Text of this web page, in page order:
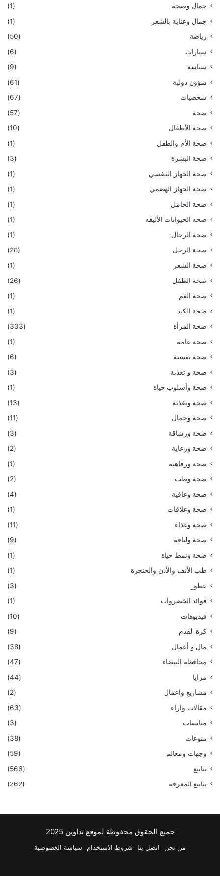
جمال وصحة
(1)
جمال وعناية بالشعر
(1)
رياضة
(50)
سيارات
(6)
سياسة
(9)
شؤون دولية
(61)
شخصيات
(67)
صحة
(57)
صحة الأطفال
(10)
صحة الأم والطفل
(1)
صحة البشرة
(3)
صحة الجهاز التنفسي
(1)
صحة الجهاز الهضمي
(1)
صحة الحامل
(1)
صحة الحيوانات الأليفة
(1)
صحة الرجال
(1)
صحة الرجل
(28)
صحة الشعر
(1)
صحة الطفل
(26)
صحة الفم
(1)
صحة الكبد
(1)
صحة المرأة
(333)
صحة عامة
(1)
صحة نفسية
(6)
صحة و تغذية
(3)
صحة وأسلوب حياة
(1)
صحة وتغذية
(13)
صحة وجمال
(11)
صحة ورشاقة
(3)
صحة ورعاية
(2)
صحة ورفاهية
(1)
صحة وطب
(2)
صحة وعافية
(4)
صحة وعلاقات
(1)
صحة وغذاء
(11)
صحة ولياقة
(9)
صحة ونمط حياة
(1)
طب الأنف والأذن والحنجرة
(1)
عطور
(3)
فوائد الخضروات
(1)
فيديوهات
(10)
كرة القدم
(9)
مال و أعمال
(38)
محافظة البيضاء
(47)
مرايا
(44)
مشاريع واعمال
(2)
مقالات واراء
(63)
مناسبات
(3)
منوعات
(38)
وجهات ومعالم
(59)
ينابيع
(566)
ينابيع المعرفة
(262)
جميع الحقوق محفوظة لموقع تداوين 2025
من نحن اتصل بنا شروط الاستخدام سياسة الخصوصية